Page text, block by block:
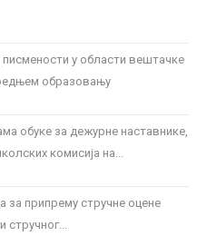
писмености у области вештачке
образовању
обуке за дежурне наставнике,
комисија на...
за припрему стручне оцене
стручног...